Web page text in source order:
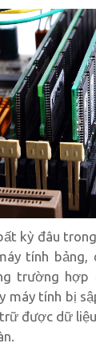
kỳ đâu
máy tính
trường hợp
máy tính bị
được dữ